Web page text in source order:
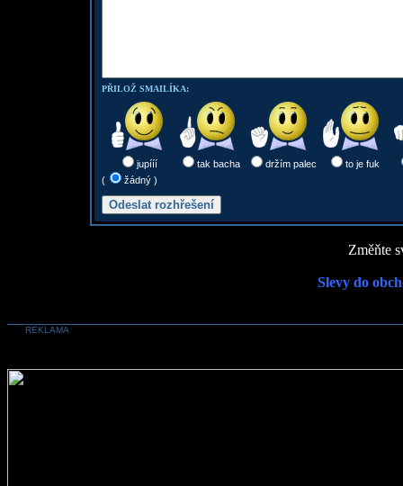
PŘILOŽ SMAILÍKA:
jupííí tak bacha držím palec
to je fuk
(
žádný )
Změňte
Slevy do
REKLAMA